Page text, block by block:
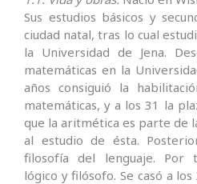
Sus estudios básicos y
ciudad natal, tras lo cual
la Universidad de Jena.
matemáticas en la
años consiguió la
matemáticas, y a los 31 la
que la aritmética es parte de
al estudio de ésta.
filosofía del lenguaje. Por
lógico y filósofo. Se casó a